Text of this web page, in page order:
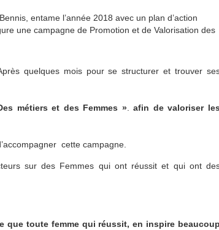
entame l’année 2018 avec un plan d’action
une campagne de Promotion et de Valorisation des
quelques mois pour se structurer et trouver
métiers et des Femmes ».afin de valoriser les
cette campagne.
sur des Femmes qui ont réussit et qui ont
que toute femme qui réussit, en inspire beaucoup